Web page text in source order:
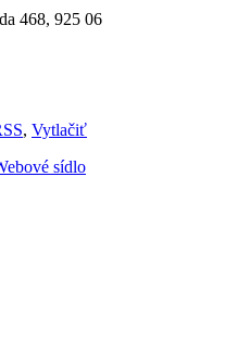
468, 925 06
, Vytlačiť
sídlo